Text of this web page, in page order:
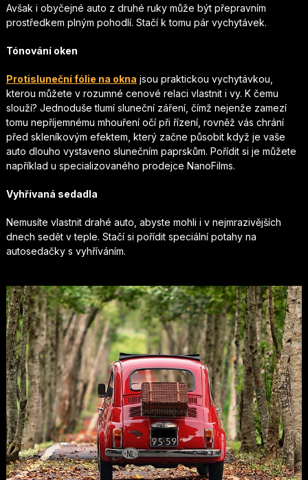
Avšak i obyčejné auto z druhé ruky může být přepravním
prostředkem plným pohodlí. Stačí k tomu pár vychytávek.
Tónování oken
Protisluneční fólie na okna jsou praktickou vychytávkou,
kterou můžete v rozumné cenové relaci vlastnit i vy. K čemu
slouží? Jednoduše tlumí sluneční záření, čímž nejenže zamezí
tomu nepříjemnému mhouření očí při řízení, rovněž vás chrání
před skleníkovým efektem, který začne působit když je vaše
auto dlouho vystaveno slunečním paprskům. Pořídit si je můžete
například u specializovaného prodejce NanoFilms.
Vyhřívaná sedadla
Nemusíte vlastnit drahé auto, abyste mohli i v nejmrazivějších
dnech sedět v teple. Stačí si pořídit speciální potahy na
autosedačky s vyhříváním.